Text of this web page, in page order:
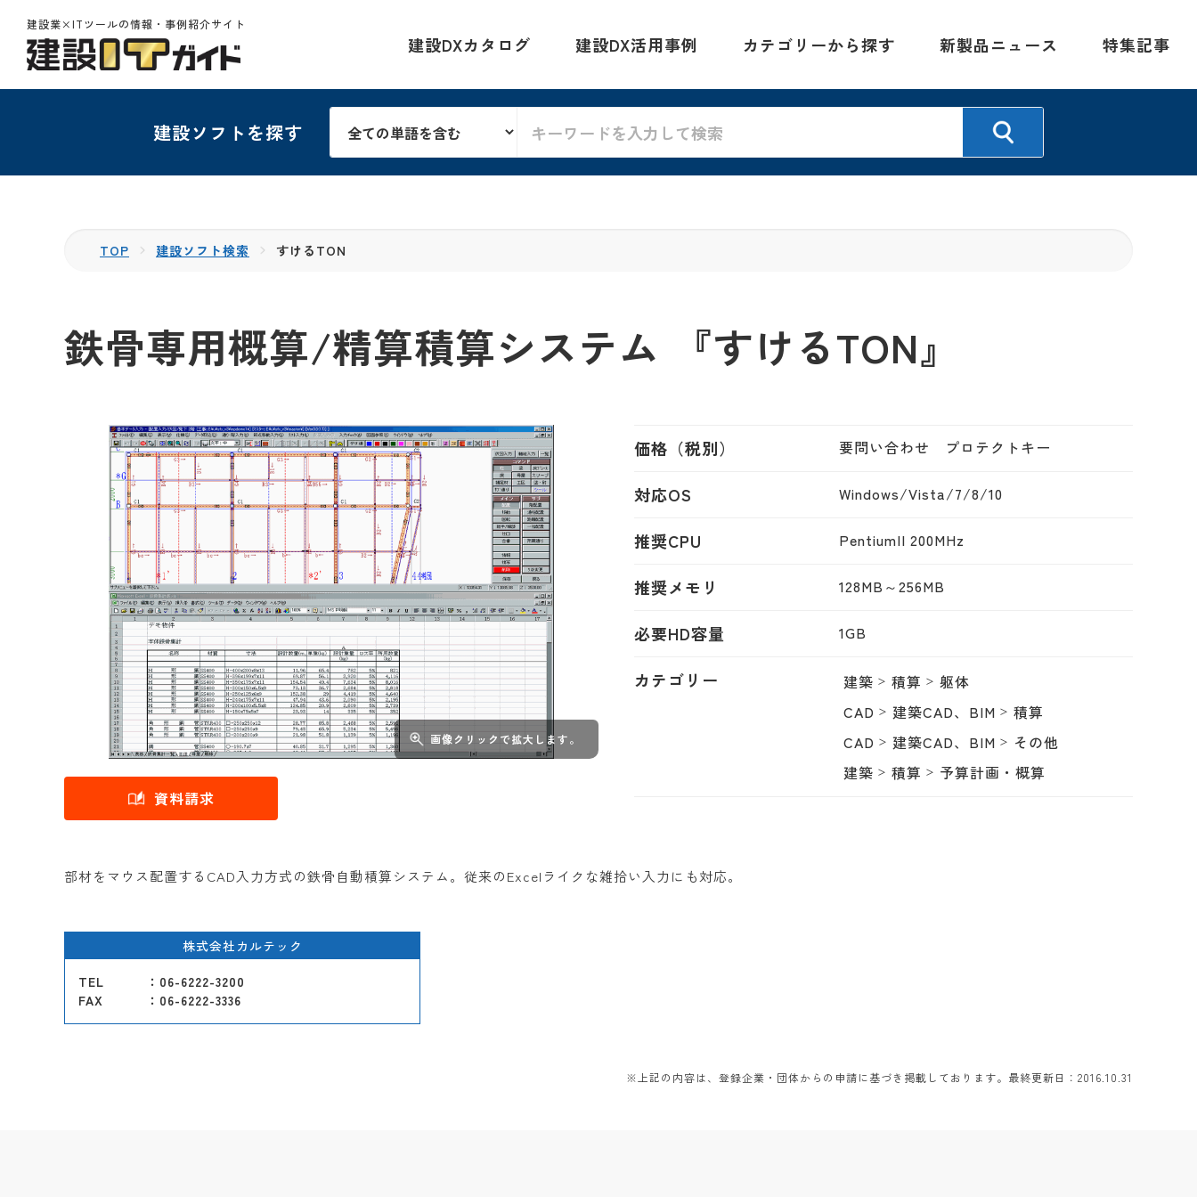
建設業×ITツールの情報・事例紹介サイト
建設DXカタログ 建設DX活用事例 カテゴリーから探す 新製品ニュース 特集記事
建設ソフトを探す
TOP 建設ソフト検索 すけるTON
鉄骨専用概算/精算積算システム 『すけるTON』
画像クリックで拡大します。
資料請求
価格（税別） 要問い合わせ プロテクトキー
対応OS Windows/Vista/7/8/10
推奨CPU PentiumII 200MHz
推奨メモリ 128MB～256MB
必要HD容量 1GB
カテゴリー 建築 積算
躯体
CAD
建築CAD、BIM
積算
CAD
建築CAD、BIM
その他
建築
積算 予算計画・概算
部材をマウス配置するCAD入力方式の鉄骨自動積算システム。従来のExcelライクな雑拾い入力にも対応。
株式会社カルテック
TEL
：06-6222-3200
FAX
：06-6222-3336
※上記の内容は、登録企業・団体からの申請に基づき掲載しております。最終更新日：2016.10.31